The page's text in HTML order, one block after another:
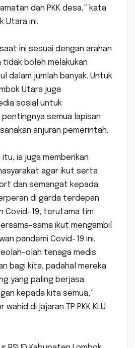
dan PKK desa,” kata
Utara ini.
ini sesuai dengan arahan
boleh melakukan
dalam jumlah banyak. Untuk
Utara juga
sosial untuk
semua lapisan
anjuran pemerintah.
ia juga memberikan
agar ikut serta
dan semangat kepada
di garda terdepan
Covid-19, terutama tim
sama ikut mengambil
pandemi Covid-19 ini.
olah tenaga medis
bagi kita, padahal mereka
yang paling berjasa
kepada kita semua,”
di jajaran TP PKK KLU